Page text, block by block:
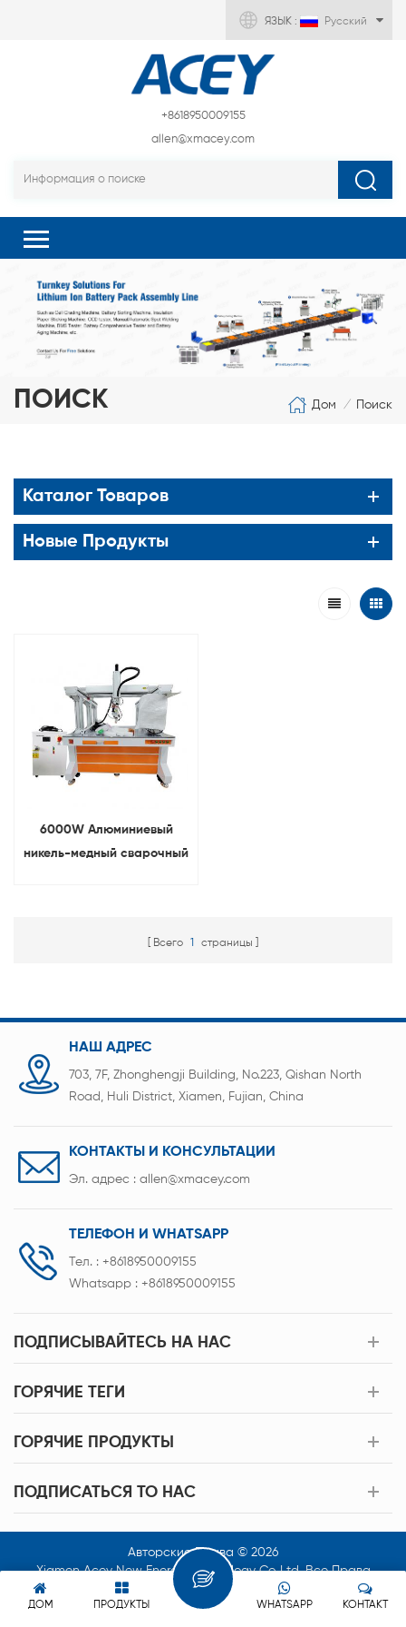
ЯЗЫК : Русский
+8618950009155
allen@xmacey.com
ПОИСК Дом / Поиск
Каталог Товаров
Новые Продукты
6000W Алюминиевый
никель-медный сварочный
Всего 1 страницы
НАШ АДРЕС
703, 7F, Zhonghengji Building, No.223, Qishan North
Road, Huli District, Xiamen, Fujian, China
КОНТАКТЫ И КОНСУЛЬТАЦИИ
Эл. адрес : allen@xmacey.com
ТЕЛЕФОН И WHATSAPP
Тел. : +8618950009155
Whatsapp : +8618950009155
ПОДПИСЫВАЙТЕСЬ НА НАС
ГОРЯЧИЕ ТЕГИ
ГОРЯЧИЕ ПРОДУКТЫ
ПОДПИСАТЬСЯ TO НАС
Авторские Права © 2026
Xiamen Acey New Energy Technology Co.,Ltd. Все Права
Защищены.
ДОМ ПРОДУКТЫ КОНТАКТ
WHATSAPP